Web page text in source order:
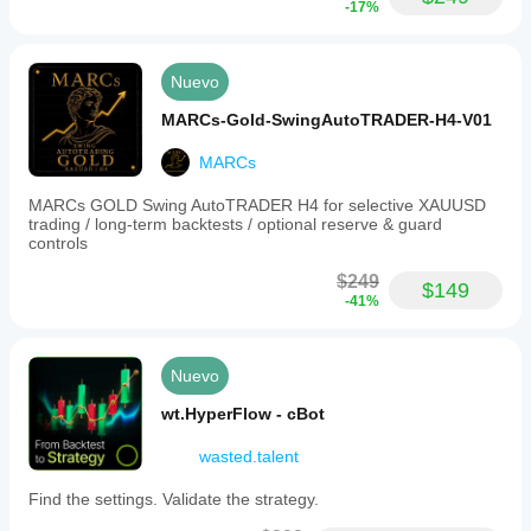
condiciones
del bróker,
los spreads
y la calidad
de
ejecución.
bot en su
propio
entorno le
el uso real.
-17%
Nuevo
MARCs-Gold-SwingAutoTRADER-H4-V01
MARCs
MARCs GOLD Swing AutoTRADER H4 for selective XAUUSD
trading / long-term backtests / optional reserve & guard
controls
$249
-41% $149
Nuevo
wt.HyperFlow - cBot
wasted.talent
Find the settings. Validate the strategy.